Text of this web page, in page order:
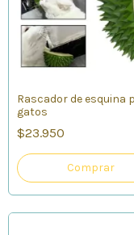
Rascador de esquina
gatos
$23.950